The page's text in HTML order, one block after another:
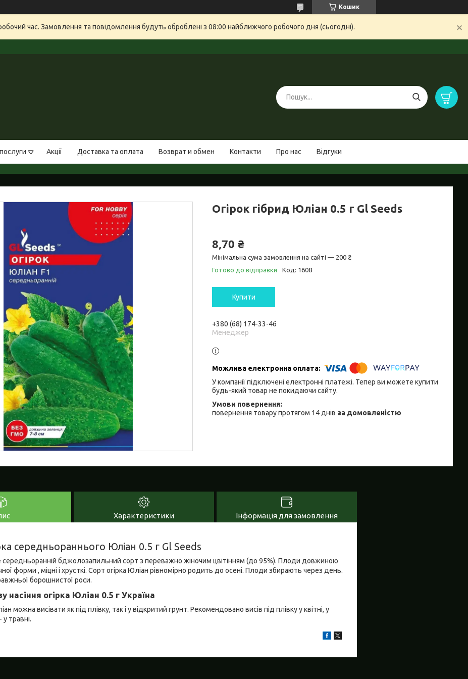
Кошик
час. Замовлення та повідомлення будуть оброблені з 08:00 найближчого робочого дня (сьогодні).
Акції Доставка та оплата Возврат и обмен Контакти Про нас Відгуки
Огірок гібрид Юліан 0.5 г Gl Seeds
8,70 ₴
Мінімальна сума замовлення на сайті — 200 ₴
Готово до відправки
Код: 1608
Купити
+380 (68) 174-33-46
Менеджер
У компанії підключені електронні платежі. Тепер ви можете купити
будь-який товар не покидаючи сайту.
повернення товару протягом 14 днів за домовленістю
Характеристики Інформація для замовлення
середньораннього Юліан 0.5 г Gl Seeds
середньоранній бджолозапильний сорт з переважно жіночим цвітінням (до 95%). Плоди довжиною
форми , міцні і хрусткі. Сорт огірка Юліан рівномірно родить до осені. Плоди збирають через день.
борошнистої роси.
насіння огірка Юліан 0.5 г Україна
можна висівати як під плівку, так і у відкритий грунт. Рекомендовано висів під плівку у квітні, у
травні.